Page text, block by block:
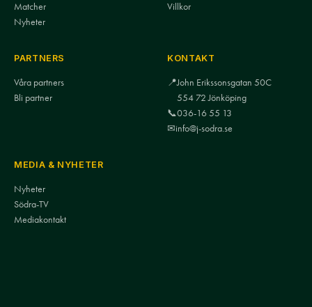
Matcher
Nyheter
Villkor
PARTNERS
Våra partners
Bli partner
KONTAKT
📍John Erikssonsgatan 50C
554 72 Jönköping
📞036-16 55 13
✉info@j-sodra.se
MEDIA & NYHETER
Nyheter
Södra-TV
Mediakontakt